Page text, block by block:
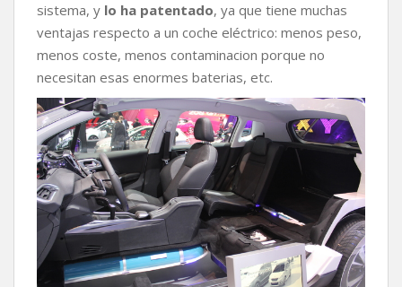
sistema, y lo ha patentado, ya que tiene muchas
ventajas respecto a un coche eléctrico: menos peso,
menos coste, menos contaminacion porque no
necesitan esas enormes baterias, etc.